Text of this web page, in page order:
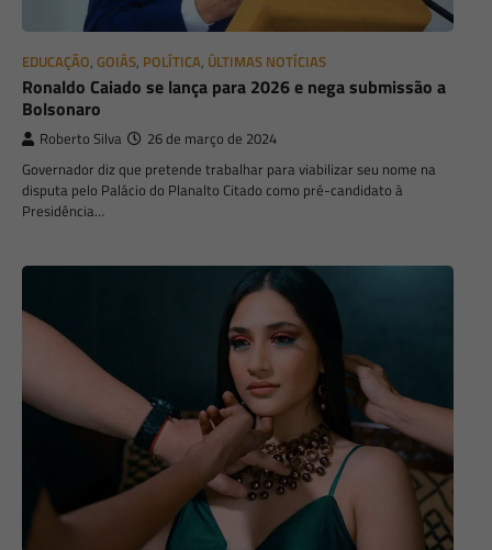
EDUCAÇÃO, GOIÁS, POLÍTICA, ÚLTIMAS NOTÍCIAS
Ronaldo Caiado se lança para 2026 e nega submissão a
Bolsonaro
Roberto Silva 26 de março de 2024
Governador diz que pretende trabalhar para viabilizar seu nome na
disputa pelo Palácio do Planalto Citado como pré-candidato à
Presidência…